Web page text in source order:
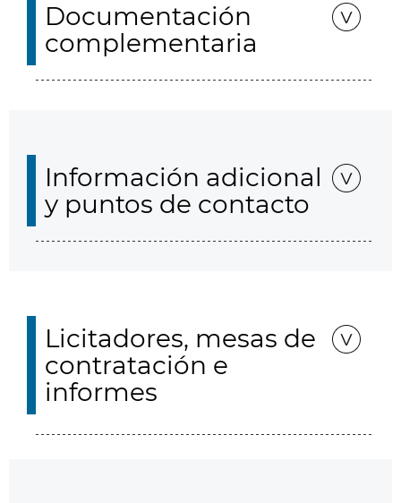
Documentación
complementaria
Información adicional
y puntos de contacto
Licitadores, mesas de
contratación e
informes